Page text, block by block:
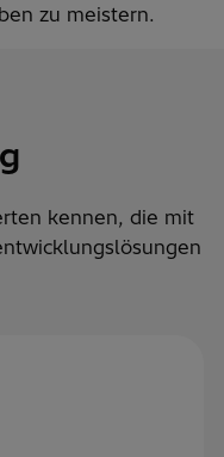
zu meistern.
kennen, die mit